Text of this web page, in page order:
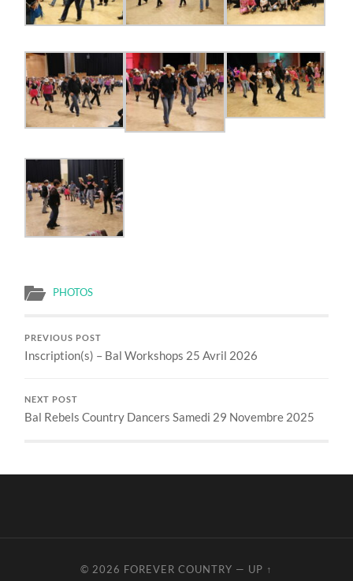
PHOTOS
PREVIOUS POST
Inscription(s) – Bal Workshops 25 Avril 2026
NEXT POST
Bal Rebels Country Dancers Samedi 29 Novembre 2025
© 2026 FOREVER COUNTRY — UP ↑